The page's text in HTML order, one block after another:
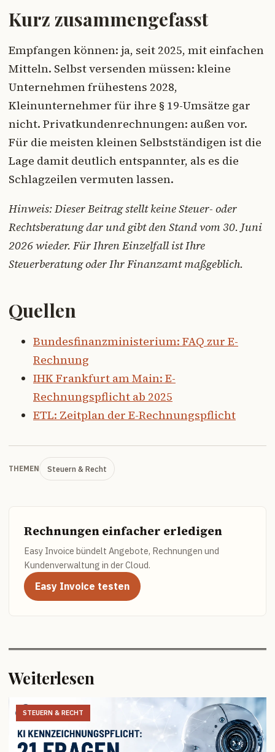
Kurz zusammengefasst
Empfangen können: ja, seit 2025, mit einfachen
Mitteln. Selbst versenden müssen: kleine
Unternehmen frühestens 2028,
Kleinunternehmer für ihre § 19-Umsätze gar
nicht. Privatkundenrechnungen: außen vor.
Für die meisten kleinen Selbstständigen ist die
Lage damit deutlich entspannter, als es die
Schlagzeilen vermuten lassen.
Hinweis: Dieser Beitrag stellt keine Steuer- oder
Rechtsberatung dar und gibt den Stand vom 30. Juni
2026 wieder. Für Ihren Einzelfall ist Ihre
Steuerberatung oder Ihr Finanzamt maßgeblich.
Quellen
Bundesfinanzministerium: FAQ zur E-
Rechnung
IHK Frankfurt am Main: E-
Rechnungspflicht ab 2025
ETL: Zeitplan der E-Rechnungspflicht
THEMEN Steuern & Recht
Rechnungen einfacher erledigen
Easy Invoice bündelt Angebote, Rechnungen und
Kundenverwaltung in der Cloud.
Easy Invoice testen
Weiterlesen
STEUERN & RECHT